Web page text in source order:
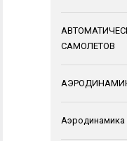
САМОЛЕТОВ
Аэродинамика